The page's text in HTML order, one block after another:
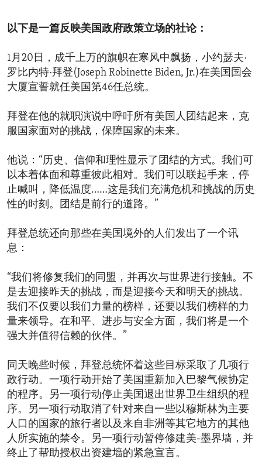
以下是一篇反映美国政府政策立场的社论：
1月20日，成千上万的旗帜在寒风中飘扬，小约瑟夫·
罗比内特·拜登(Joseph Robinette Biden, Jr.)在美国国会
大厦宣誓就任美国第46任总统。
拜登在他的就职演说中呼吁所有美国人团结起来，克
服国家面对的挑战，保障国家的未来。
他说：“历史、信仰和理性显示了团结的方式。我们可
以本着体面和尊重彼此相对。我们可以联起手来，停
止喊叫，降低温度……这是我们充满危机和挑战的历史
性的时刻。团结是前行的道路。”
拜登总统还向那些在美国境外的人们发出了一个讯
息：
“我们将修复我们的同盟，并再次与世界进行接触。不
是去迎接昨天的挑战，而是迎接今天和明天的挑战。
我们不仅要以我们力量的榜样，还要以我们榜样的力
量来领导。在和平、进步与安全方面，我们将是一个
强大并值得信赖的伙伴。”
同天晚些时候，拜登总统怀着这些目标采取了几项行
政行动。一项行动开始了美国重新加入巴黎气候协定
的程序。另一项行动停止美国退出世界卫生组织的程
序。另一项行动取消了针对来自一些以穆斯林为主要
人口的国家的旅行者以及来自非洲等其它地方的其他
人所实施的禁令。另一项行动暂停修建美-墨界墙，并
终止了帮助授权出资建墙的紧急宣言。